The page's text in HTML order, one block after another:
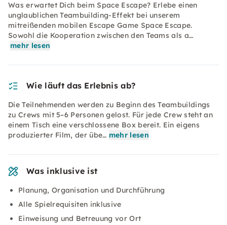
Was erwartet Dich beim Space Escape? Erlebe einen
unglaublichen Teambuilding-Effekt bei unserem
mitreißenden mobilen Escape Game Space Escape.
Sowohl die Kooperation zwischen den Teams als a…
mehr lesen
Wie läuft das Erlebnis ab?
Die Teilnehmenden werden zu Beginn des Teambuildings
zu Crews mit 5–6 Personen gelost. Für jede Crew steht an
einem Tisch eine verschlossene Box bereit. Ein eigens
produzierter Film, der übe… mehr lesen
Was inklusive ist
Planung, Organisation und Durchführung
Alle Spielrequisiten inklusive
Einweisung und Betreuung vor Ort